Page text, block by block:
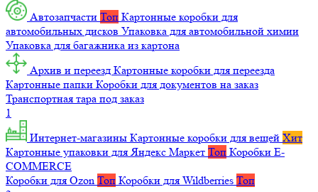
Автозапчасти Топ Картонные коробки для
автомобильных дисков Упаковка для автомобильной химии
Упаковка для багажника из картона
Архив и переезд Картонные коробки для переезда
Картонные папки Коробки для документов на заказ
Транспортная тара под заказ
1
Интернет-магазины Картонные коробки для вещей Хит
Картонные упаковки для Яндекс Маркет Топ Коробки E-
COMMERCE
Коробки для Ozon Топ Коробки для Wildberries Топ